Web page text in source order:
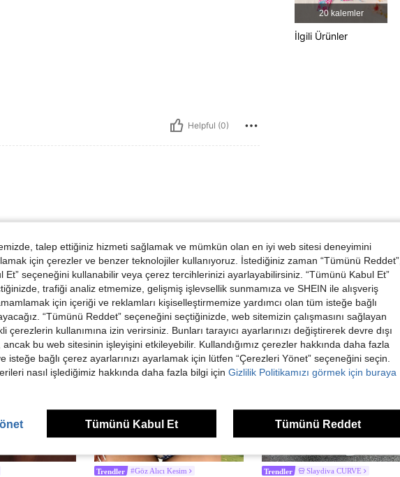
Helpful (0)
20 kalemler
İlgili Ürünler
Trendler #Göz Alıcı Kesim Trendler Slaydiva CURVE
talep ettiğiniz hizmeti sağlamak ve mümkün olan en iyi web sitesi deneyimini
için çerezler ve benzer teknolojiler kullanıyoruz. İstediğiniz zaman “Tümünü Reddet”,
Et” seçeneğini kullanabilir veya çerez tercihlerinizi ayarlayabilirsiniz. “Tümünü Kabul Et”
trafiği analiz etmemize, gelişmiş işlevsellik sunmamıza ve SHEIN ile alışveriş
için içeriği ve reklamları kişiselleştirmemize yardımcı olan tüm isteğe bağlı
“Tümünü Reddet” seçeneğini seçtiğinizde, web sitemizin çalışmasını sağlayan
çerezlerin kullanımına izin verirsiniz. Bunları tarayıcı ayarlarınızı değiştirerek devre dışı
ancak bu web sitesinin işleyişini etkileyebilir. Kullandığımız çerezler hakkında daha fazla
isteğe bağlı çerez ayarlarınızı ayarlamak için lütfen “Çerezleri Yönet” seçeneğini seçin.
nasıl işlediğimiz hakkında daha fazla bilgi için Gizlilik Politikamızı görmek için buraya
Tümünü Kabul Et Tümünü Reddet